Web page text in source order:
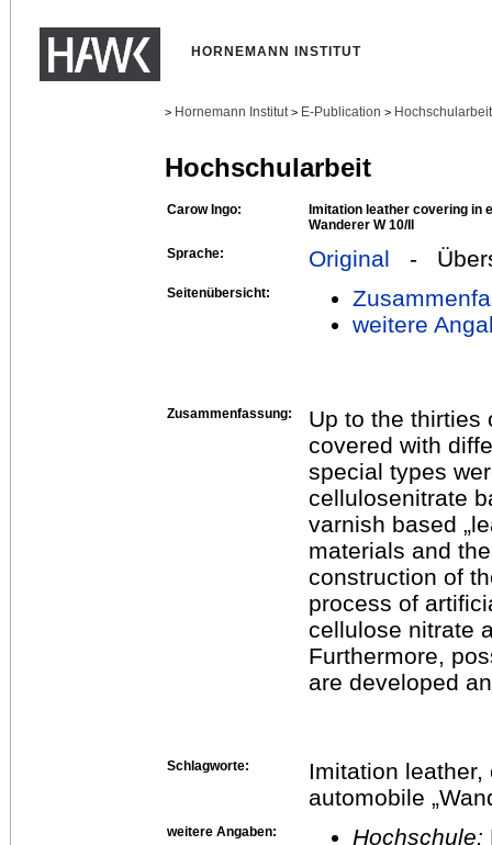
HORNEMANN INSTITUT
> Hornemann Institut > E-Publication >
Hochschularbeit
Carow Ingo:
Imitation leather covering in
Wanderer W 10/II
Sprache:
Original -
Seitenübersicht:
weitere
Zusammenfassung:
Up to the thirties
covered with
special types
cellulosenitrate
varnish based
materials and
construction of
process of
cellulose nitrate
Furthermore,
are developed
Schlagworte:
Imitation
automobile
weitere Angaben: Hochschule: